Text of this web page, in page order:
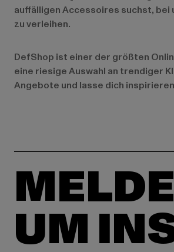
auffälligen Accessoires suchst, bei
zu verleihen.
DefShop ist einer der größten
eine riesige Auswahl an trendiger
Angebote und lasse dich
UM